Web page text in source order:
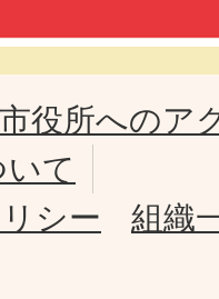
市役所へのア
て
シー
組織